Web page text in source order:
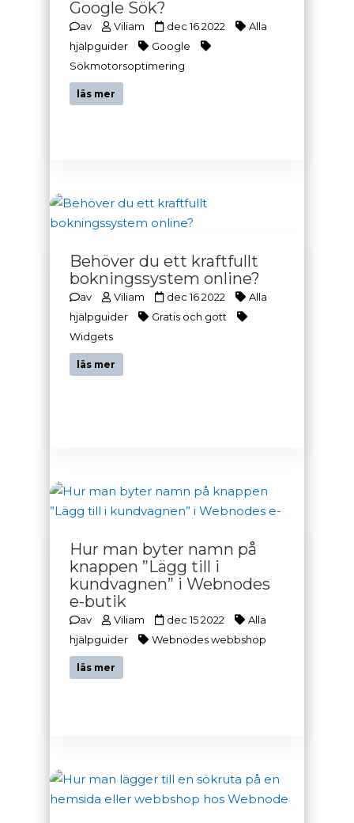
Google Sök?
av Viliam dec 16 2022
Alla
hjälpguider
Google
Sökmotorsoptimering
läs mer
Behöver du ett kraftfullt
bokningssystem online?
av Viliam dec 16 2022
Alla
hjälpguider
Gratis och gott
Widgets
läs mer
Hur man byter namn på
knappen ”Lägg till i
kundvagnen” i Webnodes
e-butik
av Viliam dec 15 2022
Alla
hjälpguider
Webnodes webbshop
läs mer